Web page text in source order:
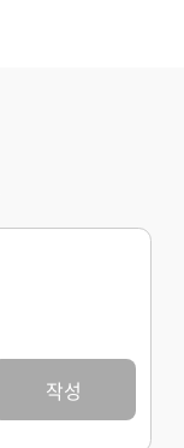
작성